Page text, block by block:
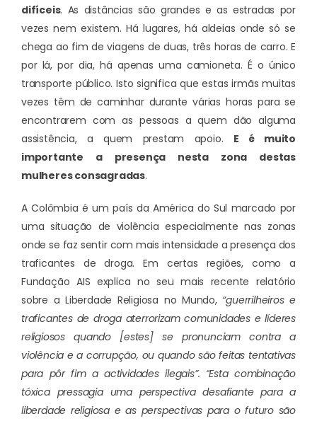
difíceis. As distâncias são grandes e as estradas por
vezes nem existem. Há lugares, há aldeias onde só se
chega ao fim de viagens de duas, três horas de carro. E
por lá, por dia, há apenas uma camioneta. É o único
transporte público. Isto significa que estas irmãs muitas
vezes têm de caminhar durante várias horas para se
encontrarem com as pessoas a quem dão alguma
assistência, a quem prestam apoio. E é muito
importante a presença nesta zona destas
mulheres consagradas.
A Colômbia é um país da América do Sul marcado por
uma situação de violência especialmente nas zonas
onde se faz sentir com mais intensidade a presença dos
traficantes de droga. Em certas regiões, como a
Fundação AIS explica no seu mais recente relatório
sobre a Liberdade Religiosa no Mundo, “guerrilheiros e
traficantes de droga aterrorizam comunidades e líderes
religiosos quando [estes] se pronunciam contra a
violência e a corrupção, ou quando são feitas tentativas
para pôr fim a actividades ilegais”. “Esta combinação
tóxica pressagia uma perspectiva desafiante para a
liberdade religiosa e as perspectivas para o futuro são